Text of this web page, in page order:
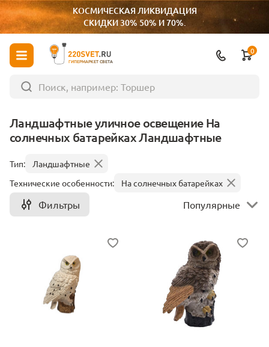
КОСМИЧЕСКАЯ ЛИКВИДАЦИЯ
СКИДКИ 30% 50% И 70%.
ГИПЕРМАРКЕТ СВЕТА
0
Ландшафтные уличное освещение На
солнечных батарейках Ландшафтные
Тип:
Ландшафтные
Технические особенности:
На солнечных батарейках
Фильтры Популярные